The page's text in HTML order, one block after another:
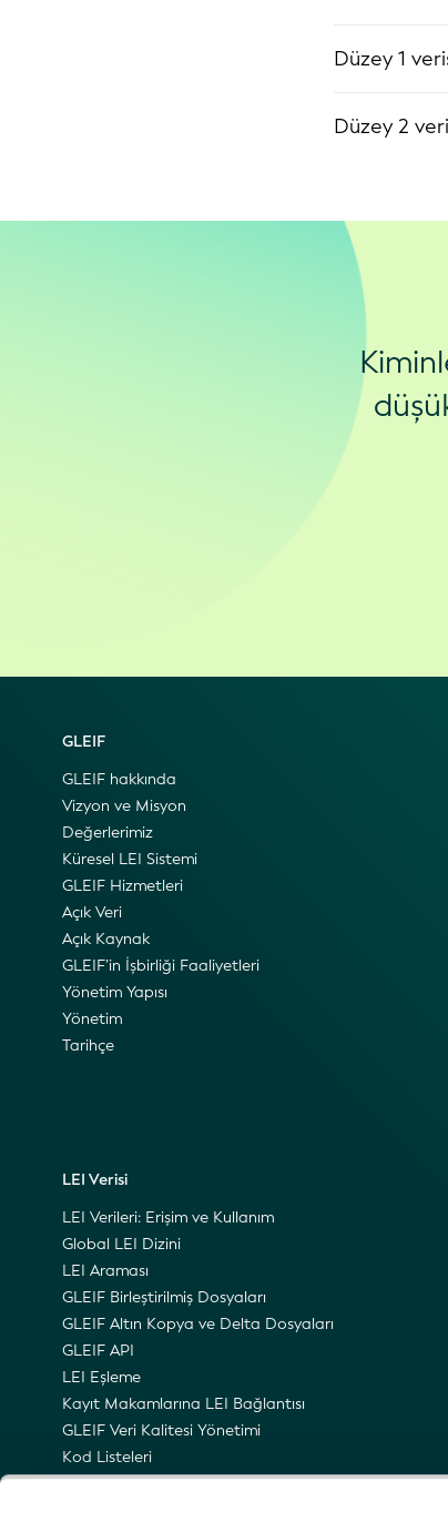
Düzey 1
Düzey 2
GLEIF
GLEIF hakkında
Vizyon ve Misyon
Değerlerimiz
Küresel LEI Sistemi
GLEIF Hizmetleri
Açık Veri
Açık Kaynak
GLEIF’in İşbirliği Faaliyetleri
Yönetim Yapısı
Yönetim
Tarihçe
LEI Verisi
LEI Verileri: Erişim ve Kullanım
Global LEI Dizini
LEI Araması
GLEIF Birleştirilmiş Dosyaları
GLEIF Altın Kopya ve Delta Dosyaları
GLEIF API
LEI Eşleme
Kayıt Makamlarına LEI Bağlantısı
GLEIF Veri Kalitesi Yönetimi
Kod Listeleri
LEI Ad Alanı